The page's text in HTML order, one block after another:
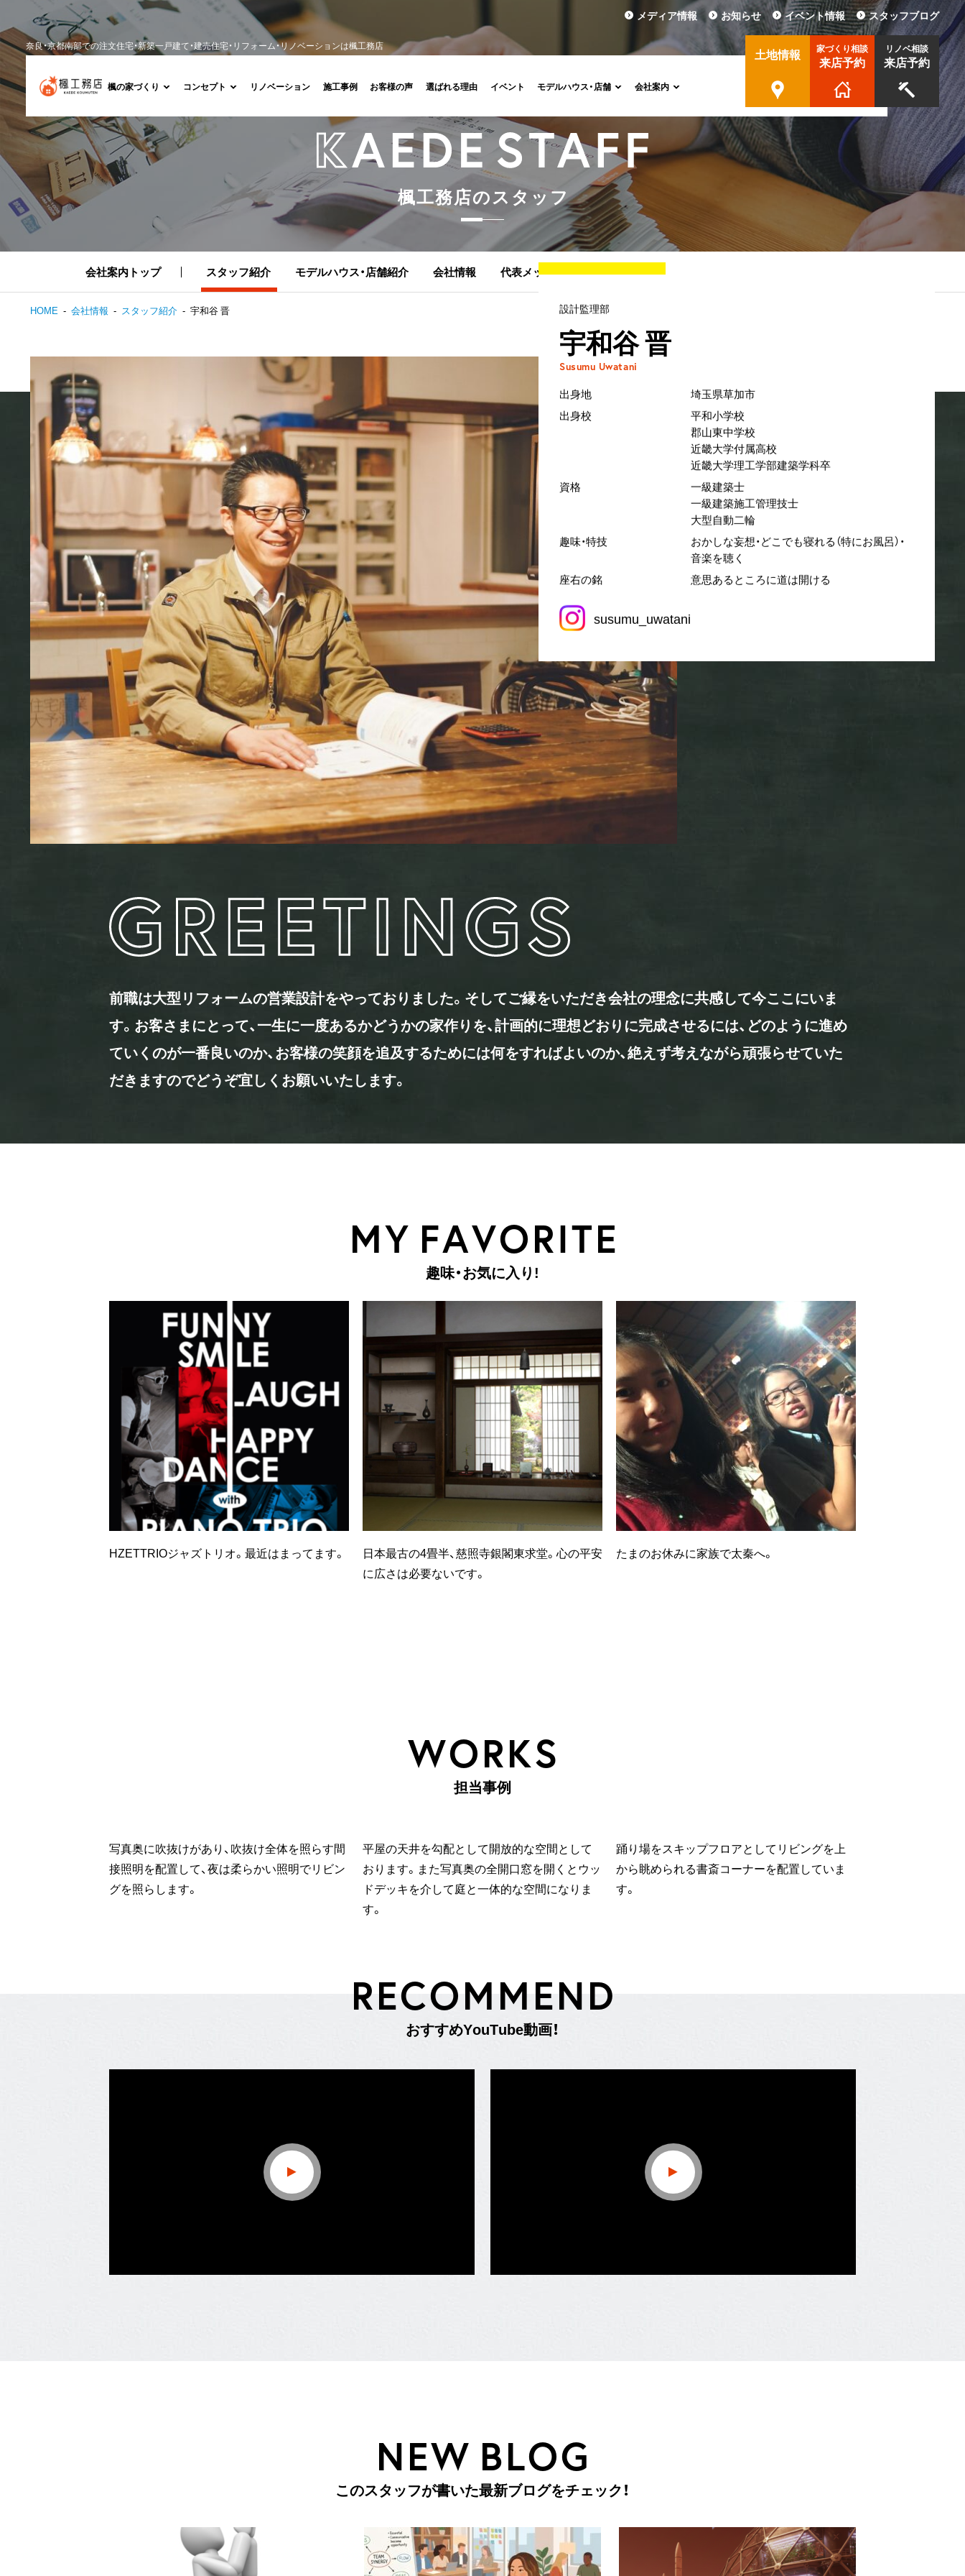
奈良・京都南部での注文住宅・新築一戸建て・建売住宅・リフォーム・リノベーションは楓工務店
楓の家づくり コンセプト リノベーション 施工事例 お客様の声 選ばれる理由 イベント モデルハウス・店舗 会社案内
土地情報 家づくり相談
来店予約
リノベ相談
来店予約
メディア情報 お知らせ イベント情報 スタッフブログ
楓工務店のスタ ッフ
会社案内トップ スタッフ紹介 モデルハウス・店舗紹介 会社情報 代表メッセージ 顧問紹介
HOME 会社情報 スタッフ紹介 宇和谷 晋 設計監理部
宇和谷 晋
Susumu Uwatani
出身地
埼玉県草加市
出身校
平和小学校
郡山東中学校
近畿大学付属高校
近畿大学理工学部建築学科卒
資格
一級建築士
一級建築施工管理技士
大型自動二輪
趣味・特技
おかしな妄想・どこでも寝れる（特にお風呂）・
音楽を聴く
座右の銘
意思あるところに道は開ける
susumu_uwatani
前職は大型リフォームの営業設計をやっておりました。そしてご縁をいただき会社の理念に共感して今ここにいま
す。お客さまにとって、一生に一度あるかどうかの家作りを、計画的に理想どおりに完成させるには、どのように進め
ていくのが一番良いのか、お客様の笑顔を追及するためには何をすればよいのか、絶えず考えながら頑張らせていた
だきますのでどうぞ宜しくお願いいたします。
MY FAVORITE
趣味・お気に入り!
HZETTRIOジャズトリオ。最近はまってます。
日本最古の4畳半、慈照寺銀閣東求堂。心の平安
に広さは必要ないです。
たまのお休みに家族で太秦へ。
WORKS
担当事例
写真奥に吹抜けがあり、吹抜け全体を照らす間
接照明を配置して、夜は柔らかい照明でリビン
グを照らします。
平屋の天井を勾配として開放的な空間として
おります。また写真奥の全開口窓を開くとウッ
ドデッキを介して庭と一体的な空間になりま
す。
踊り場をスキップフロアとしてリビングを上
から眺められる書斎コーナーを配置していま
す。
RECOMMEND
おすすめYouTube動画！
NEW BLOG
このスタッフが書いた最新ブログをチェック！